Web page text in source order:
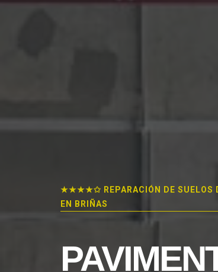
★★★★✩ REPARACIÓN DE SUELOS
EN BRIÑAS